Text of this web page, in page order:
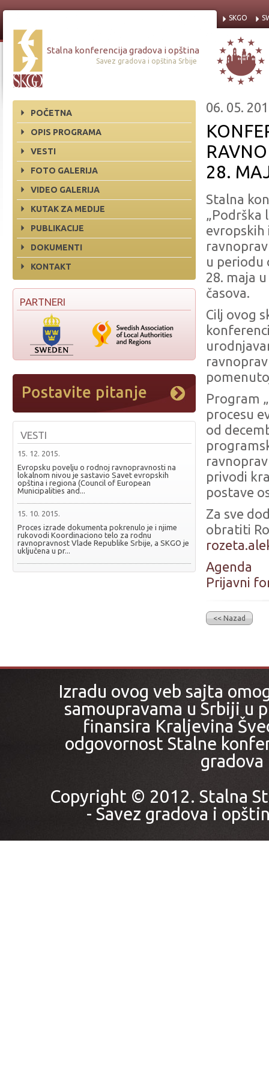
Stalna konferencija gradova i opština
Savez gradova i opština Srbije
SKGO
POČETNA
OPIS PROGRAMA
VESTI
FOTO GALERIJA
VIDEO GALERIJA
KUTAK ZA MEDIJE
PUBLIKACIJE
DOKUMENTI
KONTAKT
PARTNERI
VESTI
15. 12. 2015.
Evropsku povelju o rodnoj ravnopravnosti na
lokalnom nivou je sastavio Savet evropskih
opština i regiona (Council of European
Municipalities and...
15. 10. 2015.
Proces izrade dokumenta pokrenulo je i njime
rukovodi Koordinaciono telo za rodnu
ravnopravnost Vlade Republike Srbije, a SKGO je
uključena u pr...
06. 05.
28.
Stalna
„Podrška
evropskih
u periodu
28. maja
časova.
Cilj ovog
Program
procesu
od
privodi
postave
Za sve
obratiti
Agenda
Prijavni
<< Nazad
Izradu ovog veb sajta
samoupravama u Srbiji u
finansira Kraljevina
odgovornost Stalne
gradova
Copyright © 2012. Stalna
- Savez gradova i